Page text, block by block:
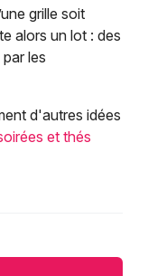
grille soit
alors un lot : des
les
d'autres idées
et thés